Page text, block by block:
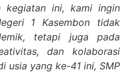
kegiatan ini, kami ingin
1 Kasembon tidak
tetapi juga pada
dan kolaborasi
usia yang ke-41 ini, SMP